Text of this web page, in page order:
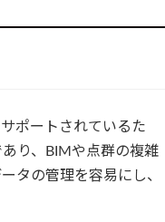
ポートされているた
り、BIMや点群の複雑
タの管理を容易にし、